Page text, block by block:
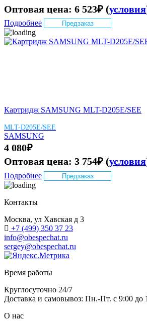
Оптовая цена: 6 523₽ (условия
Подробнее Предзаказ
Картридж SAMSUNG MLT-D205E/SEE
MLT-D205E/SEE
SAMSUNG
4 080₽
Оптовая цена: 3 754₽ (условия
Подробнее Предзаказ
Контакты
Москва, ул Хавская д 3
+7 (499) 350 37 23
info@obespechat.ru
sergey@obespechat.ru
Время работы
Круглосуточно 24/7
Доставка и самовывоз: Пн.-Пт. с 9:00 до
О нас